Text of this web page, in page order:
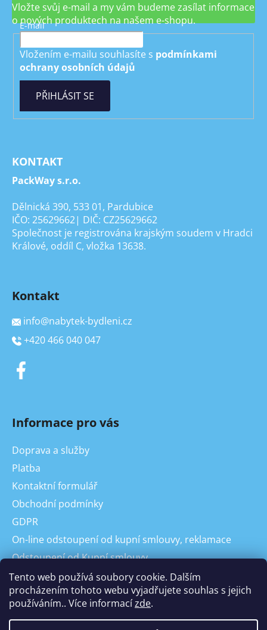
Tento web používá soubory cookie. Dalším
procházením tohoto webu vyjadřujete souhlas s jejich
používáním.. Více informacízde.
Vložte svůj e-mail a my vám budeme zasílat informace
o nových produktech na našem e-shopu.
E-mail
Vložením e-mailu souhlasíte s podmínkami
ochrany osobních údajů
PŘIHLÁSIT SE
KONTAKT
PackWay s.r.o.
Dělnická 390, 533 01, Pardubice
IČO: 25629662| DIČ: CZ25629662
Společnost je registrována krajským soudem v Hradci
Králové, oddíl C, vložka 13638.
Kontakt
info@nabytek-bydleni.cz
+420 466 040 047
Informace pro vás
Doprava a služby
Platba
Kontaktní formulář
Obchodní podmínky
GDPR
On-line odstoupení od kupní smlouvy, reklamace
Odstoupení od Kupní smlouvy
Reklamace